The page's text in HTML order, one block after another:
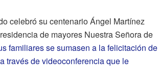
celebró su centenario Ángel Martínez
de mayores Nuestra Señora de
familiares se sumasen a la felicitación de
través de videoconferencia que le